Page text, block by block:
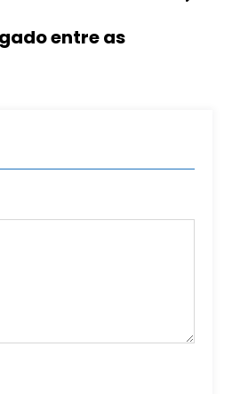
entre as